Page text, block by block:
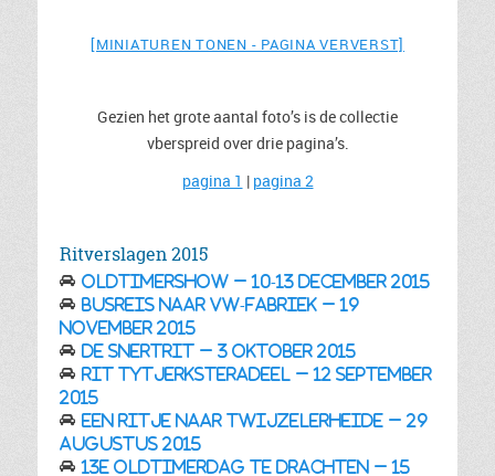
[MINIATUREN TONEN - PAGINA VERVERST]
Gezien het grote aantal foto’s is de collectie
vberspreid over drie pagina’s.
pagina 1 | pagina 2
Ritverslagen 2015
Oldtimershow – 10-13 december 2015
Busreis naar VW-fabriek – 19
november 2015
De Snertrit – 3 oktober 2015
Rit Tytjerksteradeel – 12 september
2015
Een ritje naar Twijzelerheide – 29
augustus 2015
13e Oldtimerdag te Drachten – 15